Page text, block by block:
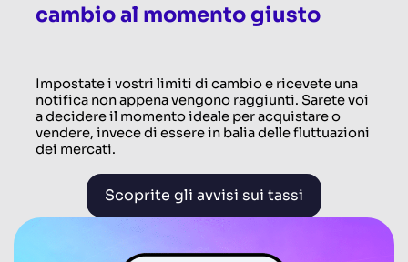
cambio al momento giusto
Impostate i vostri limiti di cambio e ricevete una
notifica non appena vengono raggiunti. Sarete voi
a decidere il momento ideale per acquistare o
vendere, invece di essere in balia delle fluttuazioni
dei mercati.
Scoprite gli avvisi sui tassi